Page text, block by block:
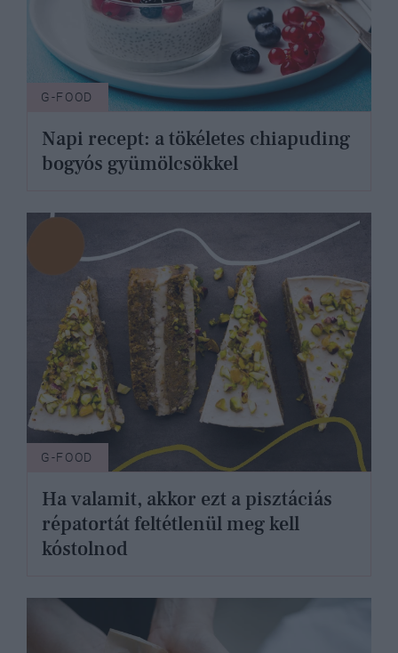
G-FOOD
Napi recept: a tökéletes chiapuding
bogyós gyümölcsökkel
G-FOOD
Ha valamit, akkor ezt a pisztáciás
répatortát feltétlenül meg kell
kóstolnod